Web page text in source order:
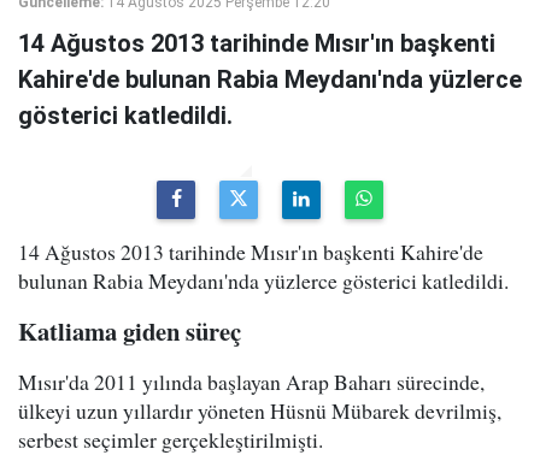
14 Ağustos 2013 tarihinde Mısır'ın başkenti
Kahire'de bulunan Rabia Meydanı'nda yüzlerce
gösterici katledildi.
14 Ağustos 2013 tarihinde Mısır'ın başkenti Kahire'de
bulunan Rabia Meydanı'nda yüzlerce gösterici katledildi.
Katliama giden süreç
Mısır'da 2011 yılında başlayan Arap Baharı sürecinde,
ülkeyi uzun yıllardır yöneten Hüsnü Mübarek devrilmiş,
serbest seçimler gerçekleştirilmişti.